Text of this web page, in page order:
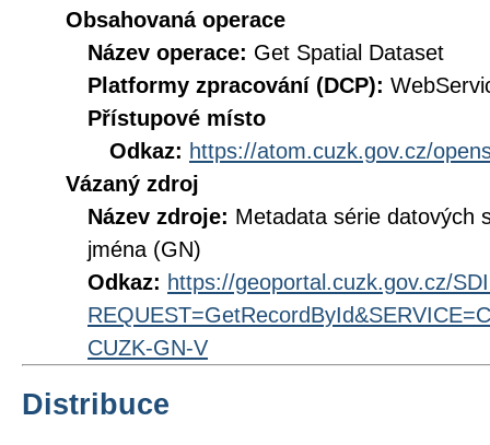
Obsahovaná operace
Název operace: Get Spatial Dataset
Platformy zpracování (DCP):
Přístupové místo
Odkaz: https://atom.cuzk.gov.cz/
Vázaný zdroj
Název zdroje: Metadata série datových
jména (GN)
Odkaz: https://geoportal.cuzk.gov.cz/
CUZK-GN-V
Distribuce